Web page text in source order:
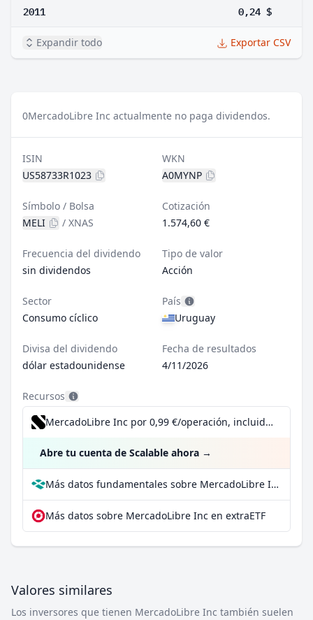
2011 0,24 $
Expandir todo Exportar CSV
0MercadoLibre Inc actualmente no paga dividendos.
ISIN
US58733R1023
WKN
A0MYNP
Símbolo / Bolsa
MELI
/ XNAS
Cotización
1.574,60 €
Frecuencia del dividendo
sin dividendos
Tipo de valor
Acción
Sector
Consumo cíclico
País
Uruguay
Divisa del dividendo
dólar estadounidense
Fecha de resultados
4/11/2026
Recursos
MercadoLibre Inc por 0,99 €/operación, incluido el Dividend Reinvestment Plan
Abre tu cuenta de Scalable ahora →
Más datos fundamentales sobre MercadoLibre Inc en Parqet
Más datos sobre MercadoLibre Inc en extraETF
Valores similares
Los inversores que tienen MercadoLibre Inc también suelen